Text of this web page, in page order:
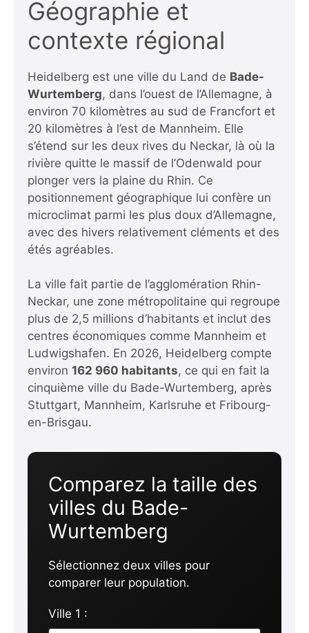
Géographie et
contexte régional
Heidelberg est une ville du Land de Bade-
Wurtemberg, dans l’ouest de l’Allemagne, à
environ 70 kilomètres au sud de Francfort et
20 kilomètres à l’est de Mannheim. Elle
s’étend sur les deux rives du Neckar, là où la
rivière quitte le massif de l’Odenwald pour
plonger vers la plaine du Rhin. Ce
positionnement géographique lui confère un
microclimat parmi les plus doux d’Allemagne,
avec des hivers relativement cléments et des
étés agréables.
La ville fait partie de l’agglomération Rhin-
Neckar, une zone métropolitaine qui regroupe
plus de 2,5 millions d’habitants et inclut des
centres économiques comme Mannheim et
Ludwigshafen. En 2026, Heidelberg compte
environ 162 960 habitants, ce qui en fait la
cinquième ville du Bade-Wurtemberg, après
Stuttgart, Mannheim, Karlsruhe et Fribourg-
en-Brisgau.
Comparez la taille des
villes du Bade-
Wurtemberg
Sélectionnez deux villes pour
comparer leur population.
Ville 1 :